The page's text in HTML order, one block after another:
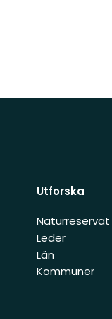
Utforska
Naturreservat
Leder
Län
Kommuner